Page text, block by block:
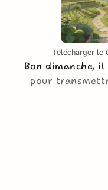
Télécharger le
Bon dimanche,
pour